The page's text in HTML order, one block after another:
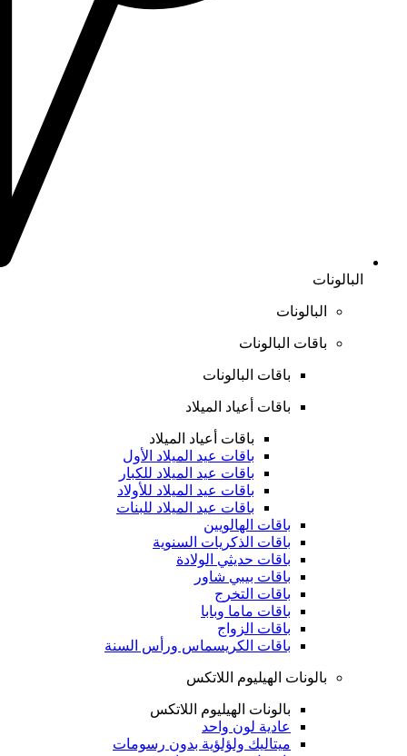
البالونات
البالونات
باقات البالونات
باقات البالونات
باقات أعياد الميلاد
باقات أعياد الميلاد
باقات عيد الميلاد الأول
باقات عيد الميلاد للكبار
باقات عيد الميلاد للأولاد
باقات عيد الميلاد للبنات
باقات الهالويين
باقات الذكريات السنوية
باقات حديثي الولادة
باقات بيبي شاور
باقات التخرج
باقات ماما وبابا
باقات الزواج
باقات الكريسماس ورأس السنة
بالونات الهيليوم اللاتكس
بالونات الهيليوم اللاتكس
عادية لون واحد
ميتاليك ولؤلؤية بدون رسومات